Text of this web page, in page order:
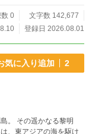
0
文字数 142,677
登録日 2026.08.01
気に入り追加 2